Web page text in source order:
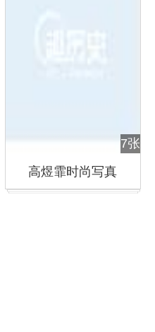
7张
高煜霏时尚写真